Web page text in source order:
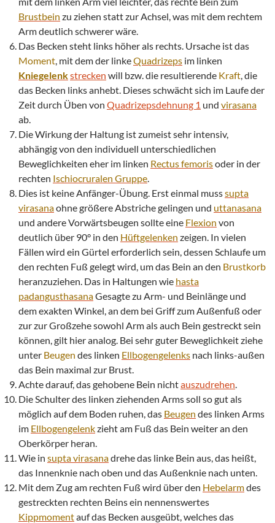
Brustbein zu ziehen statt zur Achsel, was mit dem rechtem
Arm deutlich schwerer wäre.
Das Becken steht links höher als rechts. Ursache ist das
Moment, mit dem der linkeQuadrizeps im linken
Kniegelenkstrecken will bzw. die resultierende Kraft, die
das Becken links anhebt. Dieses schwächt sich im Laufe der
Zeit durch Üben von Quadrizepsdehnung 1 und virasana
ab.
Die Wirkung der Haltung ist zumeist sehr intensiv,
abhängig von den individuell unterschiedlichen
Beweglichkeiten eher im linken Rectus femorisoder in der
rechten Ischiocruralen Gruppe.
Dies ist keine Anfänger-Übung. Erst einmal musssupta
virasanaohne größere Abstriche gelingen und uttanasana
und andere Vorwärtsbeugen sollte eine Flexion von
deutlich über 90° in den Hüftgelenken zeigen. In vielen
Fällen wird ein Gürtel erforderlich sein, dessen Schlaufe um
den rechten Fuß gelegt wird, um das Bein an den Brustkorb
heranzuziehen. Das in Haltungen wie hasta
padangusthasanaGesagte zu Arm- und Beinlänge und
dem exakten Winkel, an dem bei Griff zum Außenfuß oder
zur zur Großzehe sowohl Arm als auch Bein gestreckt sein
können, gilt hier analog. Bei sehr guter Beweglichkeit ziehe
unter Beugen des linken Ellbogengelenks nach links-außen
das Bein maximal zur Brust.
Achte darauf, das gehobene Bein nichtauszudrehen.
Die Schulter des linken ziehenden Arms soll so gut als
möglich auf dem Boden ruhen, das Beugen des linken Arms
im Ellbogengelenkzieht am Fuß das Bein weiter an den
Oberkörper heran.
Wie in suptavirasanadrehe das linke Bein aus, das heißt,
das Innenknie nach oben und das Außenknie nach unten.
Mit dem Zug am rechten Fuß wird über den Hebelarmdes
gestreckten rechten Beins ein nennenswertes
Kippmomentauf das Becken ausgeübt, welches das